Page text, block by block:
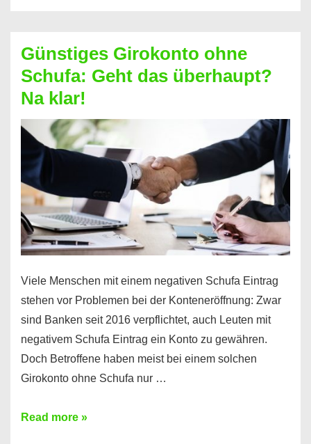
dabei
profitieren
–
So
funktioniert’s
Günstiges Girokonto ohne
Schufa: Geht das überhaupt?
Na klar!
Viele Menschen mit einem negativen Schufa Eintrag
stehen vor Problemen bei der Konteneröffnung: Zwar
sind Banken seit 2016 verpflichtet, auch Leuten mit
negativem Schufa Eintrag ein Konto zu gewähren.
Doch Betroffene haben meist bei einem solchen
Girokonto ohne Schufa nur …
Günstiges
Read more »